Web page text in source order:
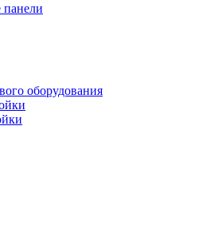
оборудования